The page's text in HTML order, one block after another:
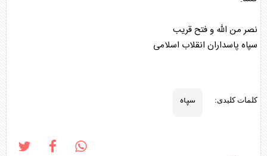
نصر من الله و فتح قریب
سپاه پاسداران انقلاب اسلامی
کلمات کلیدی: سپاه